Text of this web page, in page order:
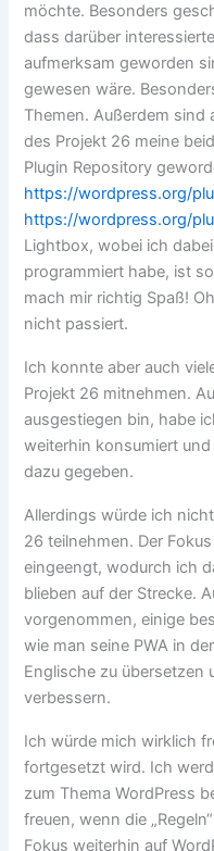
möchte. Besonders
dass darüber
aufmerksam geworden
gewesen wäre.
Themen. Außerdem sind
des Projekt 26 meine
Plugin Repository
https://wordpress.org/
https://wordpress.org/
Lightbox, wobei ich
programmiert habe, ist
mach mir richtig Spaß!
nicht passiert.
Ich konnte aber auch
Projekt 26 mitnehmen.
ausgestiegen bin, habe
weiterhin konsumiert
dazu gegeben.
Allerdings würde ich
26 teilnehmen. Der
eingeengt, wodurch ich
blieben auf der Strecke.
vorgenommen, einige
wie man seine PWA in
Englische zu übersetzen
verbessern.
Ich würde mich wirklich
fortgesetzt wird. Ich
zum Thema WordPress
freuen, wenn die
Fokus weiterhin auf